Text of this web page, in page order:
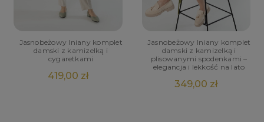
Jasnobeżowy lniany komplet
damski z kamizelką i
cygaretkami
419,00 zł
Jasnobeżowy lniany komplet
damski z kamizelką i
plisowanymi spodenkami –
elegancja i lekkość na lato
349,00 zł